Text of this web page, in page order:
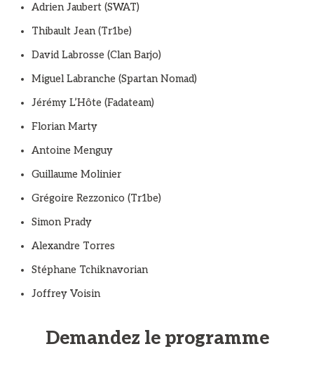
Adrien Jaubert (SWAT)
Thibault Jean (Tr1be)
David Labrosse (Clan Barjo)
Miguel Labranche (Spartan Nomad)
Jérémy L’Hôte (Fadateam)
Florian Marty
Antoine Menguy
Guillaume Molinier
Grégoire Rezzonico (Tr1be)
Simon Prady
Alexandre Torres
Stéphane Tchiknavorian
Joffrey Voisin
Demandez le programme